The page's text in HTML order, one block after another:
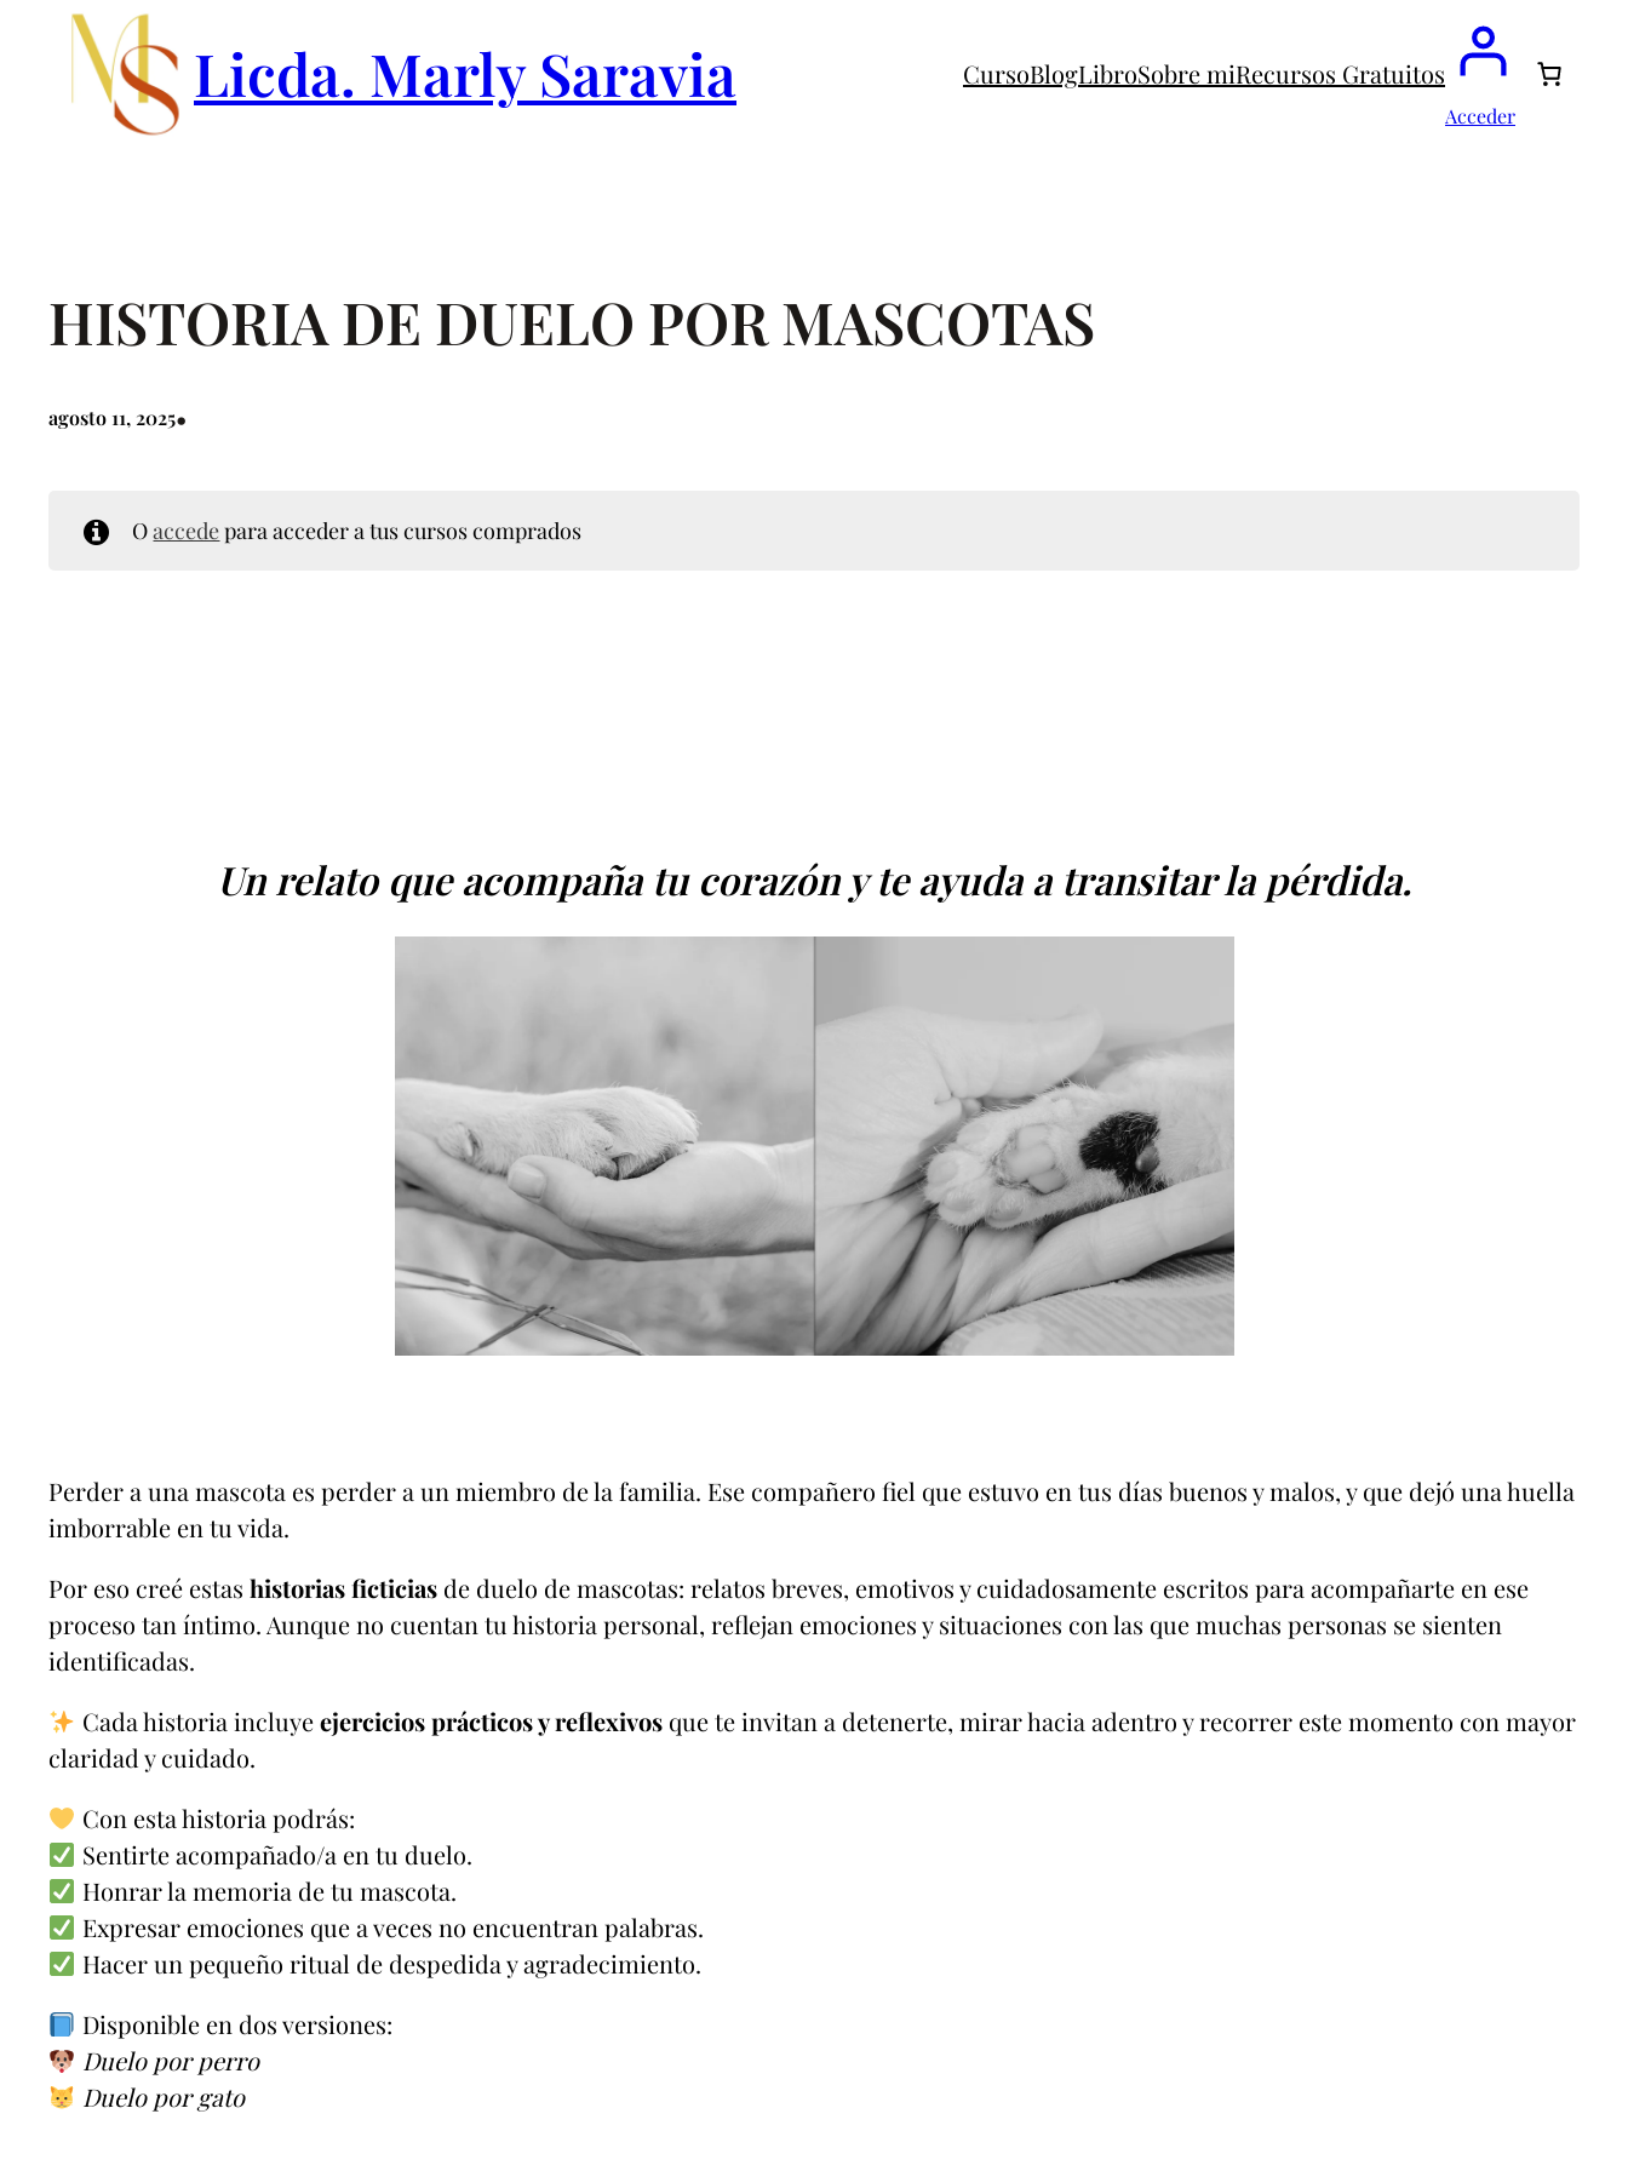
contenido
Licda. Marly Saravia CursoBlogLibroSobre miRecursos Gratuitos
Acceder
HISTORIA DE DUELO POR MASCOTAS
agosto 11, 2025•
Oaccedepara acceder a tus cursos comprados
Un relato que acompaña tu corazón y te ayuda a transitar la pérdida.
Perder a una mascota es perder a un miembro de la familia. Ese compañero fiel que estuvo en tus días buenos y malos, y que dejó una huella
imborrable en tu vida.
Por eso creé estas historias ficticias de duelo de mascotas: relatos breves, emotivos y cuidadosamente escritos para acompañarte en ese
proceso tan íntimo. Aunque no cuentan tu historia personal, reflejan emociones y situaciones con las que muchas personas se sienten
identificadas.
Cada historia incluyeejercicios prácticos y reflexivosque te invitan a detenerte, mirar hacia adentro y recorrer este momento con mayor
claridad y cuidado.
Con esta historia podrás:
Sentirte acompañado/a en tu duelo.
Honrar la memoria de tu mascota.
Expresar emociones que a veces no encuentran palabras.
Hacer un pequeño ritual de despedida y agradecimiento.
Disponible en dos versiones:
Duelo por perro
Duelo por gato